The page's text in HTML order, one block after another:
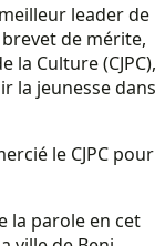
leader de
de mérite,
la Culture (CJPC),
la jeunesse dans
le CJPC pour
la parole en cet